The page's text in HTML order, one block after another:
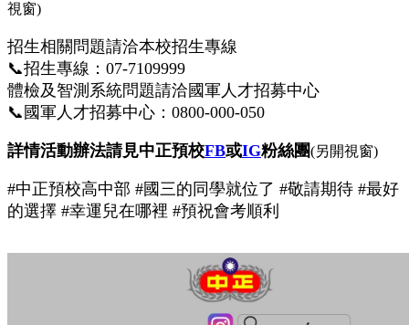
視窗)
招生相關問題請洽本校招生專線
📞招生專線：07-7109999
體檢及智測系統問題請洽國軍人才招募中心
📞 國軍人才招募中心：0800-000-050
詳情活動辦法請見中正預校FB或IG粉絲團(另開視窗)
#中正預校高中部 #國三的同學就位了 #敬請期待 #最好
的選擇 #幸運兒在哪裡 #預祝會考順利